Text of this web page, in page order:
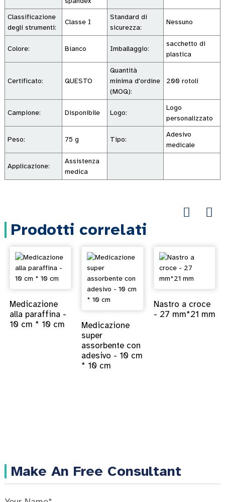
Classificazione
degli strumenti:
Classe I
Standard di
sicurezza:
Nessuno
Colore: Bianco Imballaggio:
sacchetto di
plastica
Certificato: QUESTO
Quantità
minima d'ordine
(MOQ):
200 rotoli
Campione: Disponibile Logo:
Logo
personalizzato
Peso: 75 g Tipo:
Adesivo
medicale
Applicazione:
Assistenza
medica
Prodotti correlati
Medicazione
alla paraffina -
10 cm * 10 cm
Medicazione
super
assorbente con
adesivo - 10 cm
* 10 cm
Nastro a croce
- 27 mm*21 mm
Make An Free Consultant